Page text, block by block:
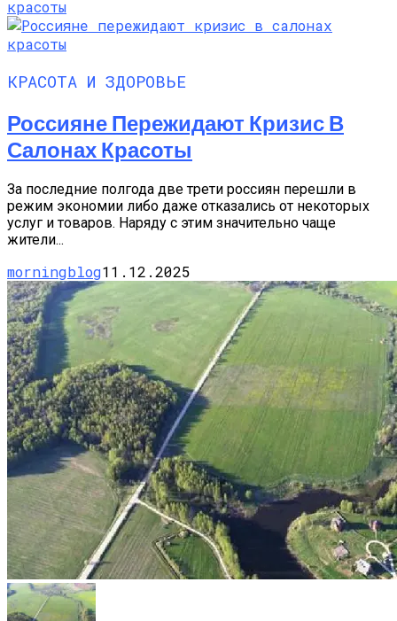
КРАСОТА И ЗДОРОВЬЕ
Россияне Пережидают Кризис В
Салонах Красоты
За последние полгода две трети россиян перешли в
режим экономии либо даже отказались от некоторых
услуг и товаров. Наряду с этим значительно чаще
жители...
morningblog11.12.2025